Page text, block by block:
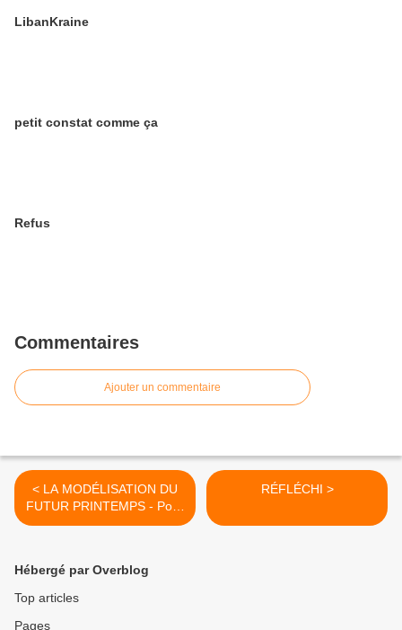
LibanKraine
petit constat comme ça
Refus
Commentaires
Ajouter un commentaire
< LA MODÉLISATION DU
FUTUR PRINTEMPS - Pour
Eva
RÉFLÉCHI >
Hébergé par Overblog
Top articles
Pages